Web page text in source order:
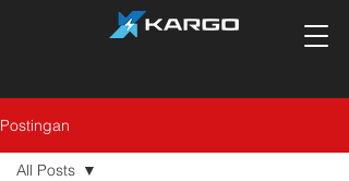
Postingan
All Posts